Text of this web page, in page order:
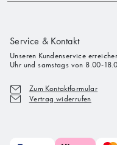
Service & Kontakt
Unseren Kundenservice
Uhr und samstags von 8.00-
Zum Kontaktformular
Vertrag widerrufen